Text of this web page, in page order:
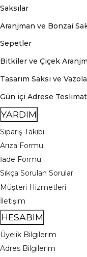
Saksılar
Aranjman ve Bonzai
Sepetler
Bitkiler ve Çiçek
Tasarım Saksı ve
Gün içi Adrese Teslimat
YARDIM
Sipariş Takibi
Arıza Formu
İade Formu
Sıkça Sorulan Sorular
Müşteri Hizmetleri
İletişim
HESABIM
Üyelik Bilgilerim
Adres Bilgilerim